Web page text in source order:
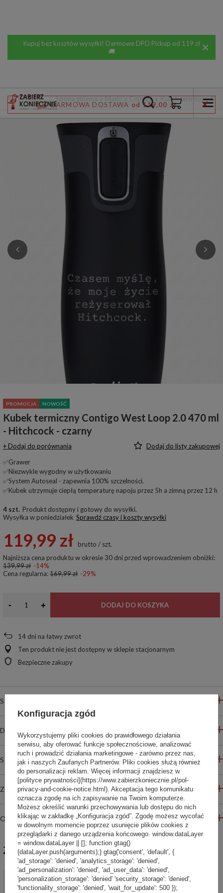
Kupuj bez kosztów wysyłki! Darmowe DPD Pickup od 119 zł
🚚
DARMOWA DOSTAWA od 119,00 zł
Wstecz Strona główna Marki Contigo Kubek termiczny
PROMOCJA NOWOŚĆ
Kubek termiczny Contigo West Loop 2.0 470 ml
- Hitchcock - czarny
+ Dodaj do porównania
Dodaj do listy zakupowej
✅Grawer
✅Niezwykle wygodny w użytkowaniu
✅System Autoseal - zapewnia 100% szczelności.
✅Kubek utrzymuje ciepłą temperaturę napoju przez 5h a zimną przez 12 h
4 szt. Produkt dostępny i gotowy do wysyłki
Wysyłka w poniedziałek Sprawdź czasy i koszty wysyłki
119,99 zł brutto / szt.
Najniższa cena produktu w okresie 30 dni przed wprowadzeniem obniżki:
139,99 zł -14%
Cena regularna:169,99 zł -29%
- + DODAJ DO KOSZYKA
14 dni na łatwy zwrot
Ten produkt nie jest dostępny w sklepie stacjonarnym
Bezpieczne zakupy
SZCZEGÓŁOWE INFORMACJE
DO POBRANIA
STREFA REKOMENDACJI
ZADAJ PYTANIE
OPINIE
ZABIERZ JESZCZE :)
PROMOCJA
Kubek termiczny z grawerem Contigo Byron 720ml - Gunmetal
Konfiguracja zgód
Wykorzystujemy pliki cookies do prawidłowego działania
serwisu, aby oferować funkcje społecznościowe, analizować
ruch i prowadzić działania marketingowe - zarówno przez nas,
jak i naszych Zaufanych Partnerów. Pliki cookies służą również
do personalizacji reklam. Więcej informacji znajdziesz w
[polityce prywatności](https://www.zabierzkoniecznie.pl/pol-
privacy-and-cookie-notice.html). Akceptacja tego komunikatu
oznacza zgodę na ich zapisywanie na Twoim komputerze.
Możesz określić warunki przechowywania lub dostępu do nich
klikając w zakładkę „Konfiguracja zgód”. Zgodę możesz wycofać
w dowolnym momencie poprzez usunięcie plików cookies z
przeglądarki z danego urządzenia końcowego. window.dataLayer
= window.dataLayer || []; function gtag()
{dataLayer.push(arguments);} gtag('consent', 'default', {
'ad_storage': 'denied', 'analytics_storage': 'denied',
'ad_personalization': 'denied', 'ad_user_data': 'denied',
'personalization_storage': 'denied' 'security_storage': 'denied',
'functionality_storage': 'denied', 'wait_for_update': 500 });